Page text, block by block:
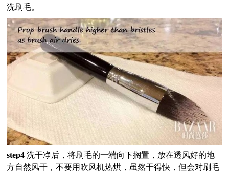
洗刷毛。
step4 洗干净后，将刷毛的一端向下搁置，放在透风好的地
方自然风干，不要用吹风机热烘，虽然干得快，但会对刷毛